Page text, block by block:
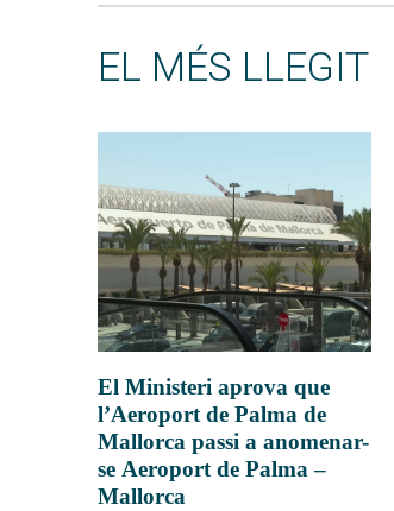
EL MÉS LLEGIT
El Ministeri aprova que
l’Aeroport de Palma de
Mallorca passi a anomenar-
se Aeroport de Palma –
Mallorca